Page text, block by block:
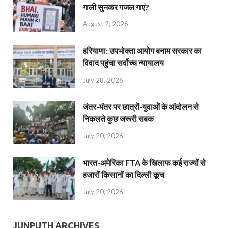
गाली सुनकर गजल गाएं?
August 2, 2026
हरियाणा: उपभोक्ता आयोग बनाम सरकार का
विवाद पहुंचा सर्वोच्च न्यायालय
July 28, 2026
जंतर-मंतर पर छात्रों-युवाओं के आंदोलन से
निकलते कुछ जरूरी सबक
July 20, 2026
भारत-अमेरिका FTA के खिलाफ कई राज्यों से
हजारों किसानों का दिल्ली कूच
July 20, 2026
JUNPUTH ARCHIVES